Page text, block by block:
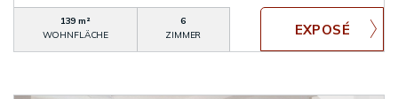
139 m²
WOHNFLÄCHE
6
ZIMMER